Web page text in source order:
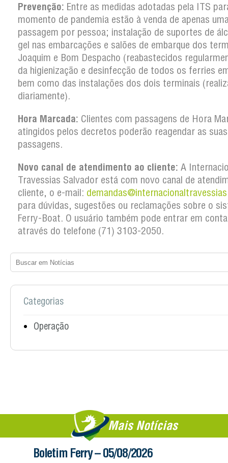
Prevenção: Entre as medidas adotadas pela ITS
momento de pandemia estão à venda de apenas
passagem por pessoa; instalação de suportes de
gel nas embarcações e salões de embarque dos
Joaquim e Bom Despacho (reabastecidos
da higienização e desinfecção de todos os ferries
bem como das instalações dos dois terminais
diariamente).
Hora Marcada: Clientes com passagens de Hora
atingidos pelos decretos poderão reagendar as suas
passagens.
Novo canal de atendimento ao cliente: A
Travessias Salvador está com novo canal de
cliente, o e-mail:
para dúvidas, sugestões ou reclamações sobre o
Ferry-Boat. O usuário também pode entrar em
através do telefone (71) 3103-2050.
Categorias
Operação
Mais Notícias
Boletim Ferry – 05/08/2026